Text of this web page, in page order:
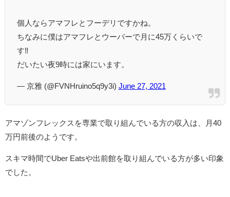
個人ならアマフレとフーデリですかね。
ちなみに僕はアマフレとウーバーで月に45万くらいで
す‼️
だいたい夜9時には家にいます。
— 京雅 (@FVNHruino5q9y3i) June 27, 2021
アマゾンフレックスを専業で取り組んでいる方の収入は、月40
万円前後のようです。
スキマ時間でUber Eatsや出前館を取り組んでいる方が多い印象
でした。